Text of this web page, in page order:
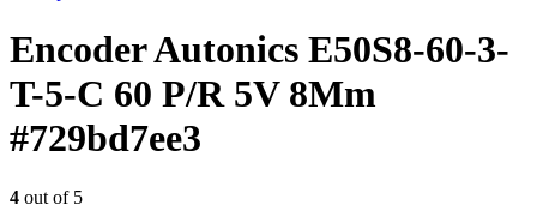
Encoder Autonics E50S8-60-3-
T-5-C 60 P/R 5V 8Mm
#729bd7ee3
4 out of 5